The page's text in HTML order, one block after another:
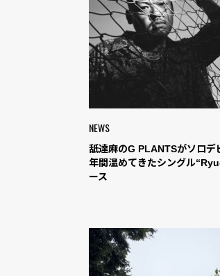
NEWS
舐達麻のG PLANTSがソロ
年間温めてきたシングル
ース